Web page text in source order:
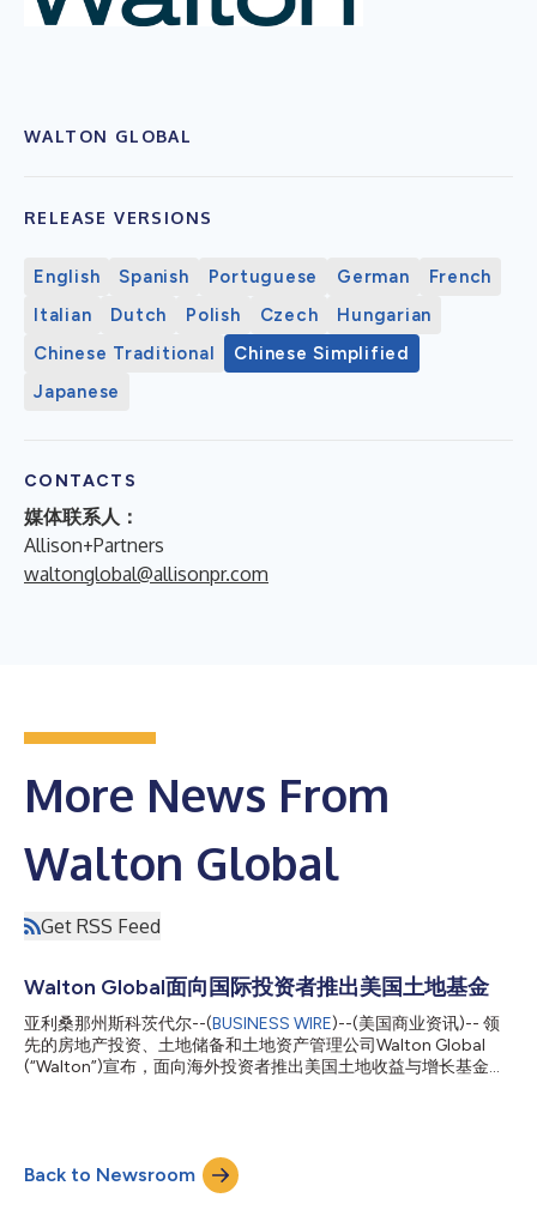
WALTON GLOBAL
RELEASE VERSIONS
English Spanish Portuguese German
French
Italian
Dutch Polish Czech
Hungarian
Chinese Traditional
Chinese Simplified
Japanese
CONTACTS
媒体联系人：
Allison+Partners
waltonglobal@allisonpr.com
More News From
Walton Global
Get RSS Feed
Walton Global面向国际投资者推出美国土地基金
亚利桑那州斯科茨代尔--(BUSINESS WIRE)--(美国商业资讯)-- 领
先的房地产投资、土地储备和土地资产管理公司Walton Global
(“Walton”)宣布，面向海外投资者推出美国土地收益与增长基金。
资者设计。此次推出前，Walton Global已在日本推出公募基金，
并在香港推出注册投资工具，反映出海外市场对美国土地支持型策
略的持续需求。 该混合策略为美国全国性大型住宅建筑商提供中
Back to Newsroom